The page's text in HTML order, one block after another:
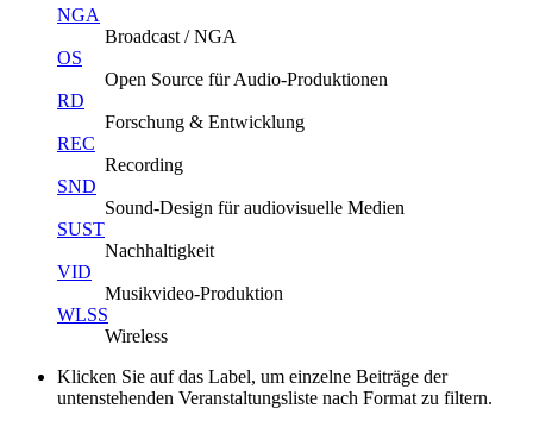
NGA
Broadcast / NGA
OS
Open Source für Audio-Produktionen
RD
Forschung & Entwicklung
REC
Recording
SND
Sound-Design für audiovisuelle Medien
SUST
Nachhaltigkeit
VID
Musikvideo-Produktion
WLSS
Wireless
Klicken Sie auf das Label, um einzelne Beiträge der
untenstehenden Veranstaltungsliste nach Format zu filtern.